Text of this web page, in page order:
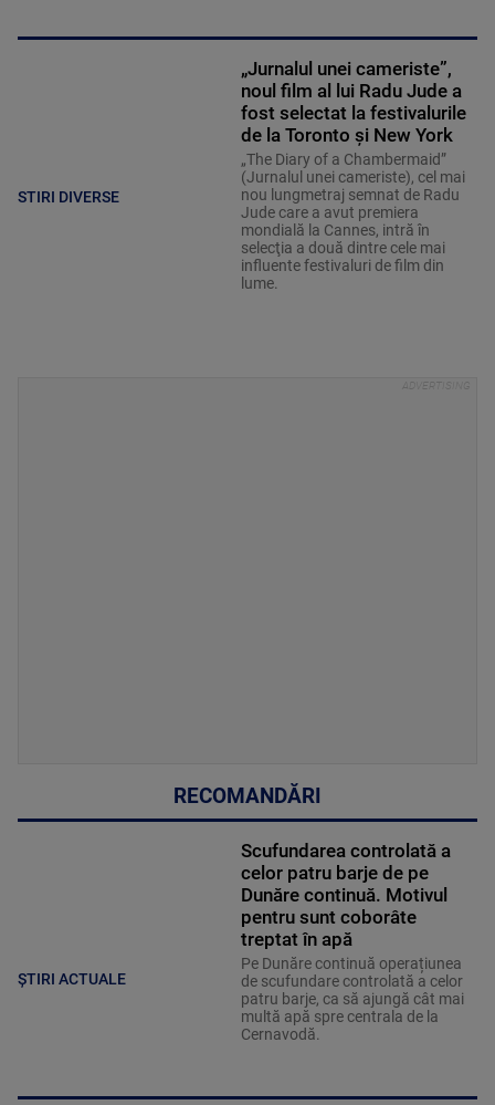
STIRI DIVERSE
„Jurnalul unei cameriste”,
noul film al lui Radu Jude a
fost selectat la festivalurile
de la Toronto și New York
„The Diary of a Chambermaid”
(Jurnalul unei cameriste), cel mai
nou lungmetraj semnat de Radu
Jude care a avut premiera
mondială la Cannes, intră în
selecţia a două dintre cele mai
influente festivaluri de film din
lume.
RECOMANDĂRI
ȘTIRI ACTUALE
Scufundarea controlată a
celor patru barje de pe
Dunăre continuă. Motivul
pentru sunt coborâte
treptat în apă
Pe Dunăre continuă operațiunea
de scufundare controlată a celor
patru barje, ca să ajungă cât mai
multă apă spre centrala de la
Cernavodă.